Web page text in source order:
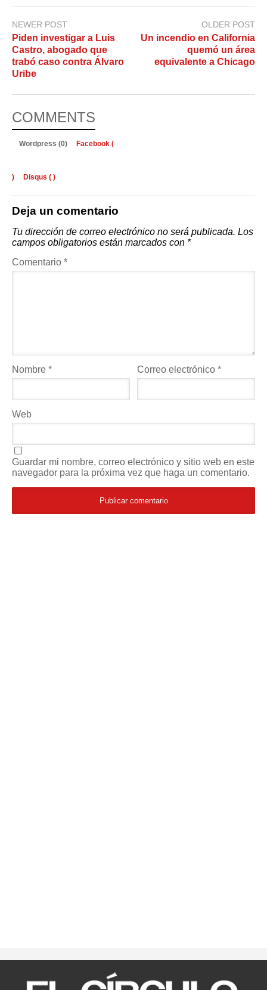
NEWER POST
Piden investigar a Luis
Castro, abogado que
trabó caso contra Álvaro
Uribe
OLDER POST
Un incendio en California
quemó un área
equivalente a Chicago
COMMENTS
Wordpress (0) Facebook (
) Disqus ( )
Deja un comentario
Tu dirección de correo electrónico no será publicada. Los
campos obligatorios están marcados con *
Comentario *
Nombre * Correo electrónico*
Web
Guardar mi nombre, correo electrónico y sitio web en este
navegador para la próxima vez que haga un comentario.